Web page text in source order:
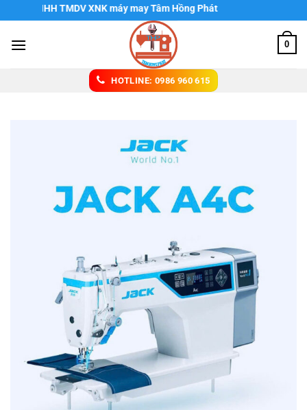
đến
nội
ty TNHH TMDV XNK máy may Tâm Hồng Phát
0
HOTLINE: 0986 960 615